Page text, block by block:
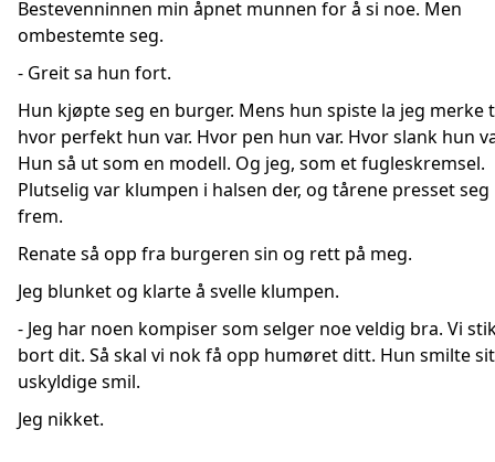
Bestevenninnen min åpnet munnen for å si noe. Men
ombestemte seg.
- Greit sa hun fort.
Hun kjøpte seg en burger. Mens hun spiste la jeg merke
hvor perfekt hun var. Hvor pen hun var. Hvor slank hun
Hun så ut som en modell. Og jeg, som et fugleskremsel.
Plutselig var klumpen i halsen der, og tårene presset seg
frem.
Renate så opp fra burgeren sin og rett på meg.
Jeg blunket og klarte å svelle klumpen.
- Jeg har noen kompiser som selger noe veldig bra. Vi
bort dit. Så skal vi nok få opp humøret ditt. Hun smilte
uskyldige smil.
Jeg nikket.